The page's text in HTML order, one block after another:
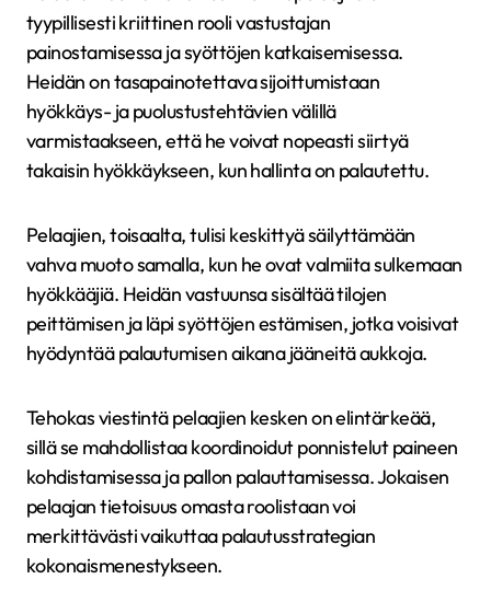
tyypillisesti kriittinen rooli vastustajan
painostamisessa ja syöttöjen katkaisemisessa.
Heidän on tasapainotettava sijoittumistaan
hyökkäys- ja puolustustehtävien välillä
varmistaakseen, että he voivat nopeasti siirtyä
takaisin hyökkäykseen, kun hallinta on palautettu.
Pelaajien, toisaalta, tulisi keskittyä säilyttämään
vahva muoto samalla, kun he ovat valmiita sulkemaan
hyökkääjiä. Heidän vastuunsa sisältää tilojen
peittämisen ja läpi syöttöjen estämisen, jotka voisivat
hyödyntää palautumisen aikana jääneitä aukkoja.
Tehokas viestintä pelaajien kesken on elintärkeää,
sillä se mahdollistaa koordinoidut ponnistelut paineen
kohdistamisessa ja pallon palauttamisessa. Jokaisen
pelaajan tietoisuus omasta roolistaan voi
merkittävästi vaikuttaa palautusstrategian
kokonaismenestykseen.